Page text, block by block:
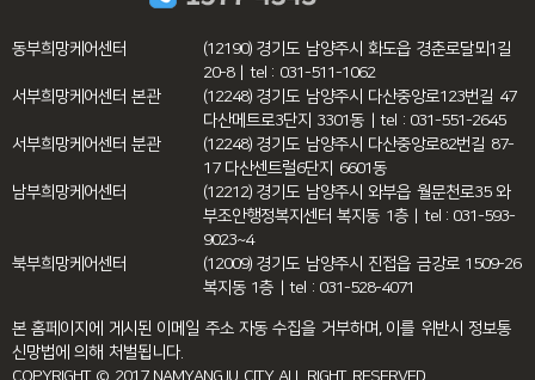
동부희망케어센터
(12190) 경기도 남양주시 화도읍 경춘로달뫼1길
20-8 | tel : 031-511-1062
서부희망케어센터 본관
(12248) 경기도 남양주시 다산중앙로123번길 47
다산메트로3단지 3301동 | tel : 031-551-2645
서부희망케어센터 분관
(12248) 경기도 남양주시 다산중앙로82번길 87-
17 다산센트럴6단지 6601동
남부희망케어센터
(12212) 경기도 남양주시 와부읍 월문천로35 와
부조안행정복지센터 복지동 1층 | tel : 031-593-
9023~4
북부희망케어센터
(12009) 경기도 남양주시 진접읍 금강로 1509-26
복지동 1층 | tel : 031-528-4071
본 홈페이지에 게시된 이메일 주소 자동 수집을 거부하며, 이를 위반시 정보통
신망법에 의해 처벌됩니다.
COPYRIGHT © 2017 NAMYANGJU CITY ALL RIGHT RESERVED.